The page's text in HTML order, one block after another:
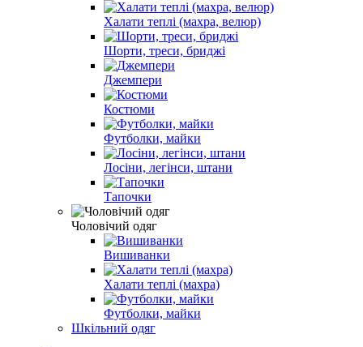
Халати теплі (махра, велюр)
Шорти, треси, бриджі
Джемпери
Костюми
Футболки, майки
Лосіни, легінси, штани
Тапочки
Чоловічий одяг
Вишиванки
Халати теплі (махра)
Футболки, майки
Шкільний одяг